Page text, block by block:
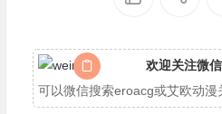
欢迎关注微
可以微信搜索eroacg或艾欧动漫